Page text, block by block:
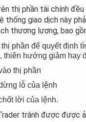
thị phần tài chính
thống giao dịch này
thương lượng, bao
phần để quyết định
thiên hướng giảm hay
thị phần
lỗ của lệnh
lời của lệnh.
tránh được được